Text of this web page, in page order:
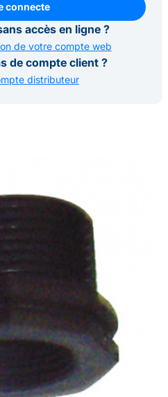
connecte
connecte
accès en ligne ?
de votre compte web
de compte client ?
distributeur